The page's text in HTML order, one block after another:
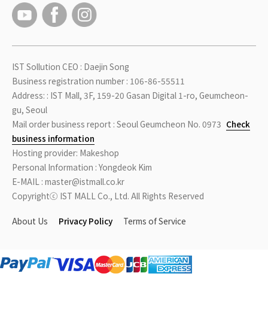
IST Sollution CEO : Daejin Song
Business registration number : 106-86-55511
Address: : IST Mall, 3F, 159-20 Gasan Digital 1-ro, Geumcheon-
gu, Seoul
Mail order business report : Seoul Geumcheon No. 0973 Check
business information
Hosting provider: Makeshop
Personal Information : Yongdeok Kim
E-MAIL : master@istmall.co.kr
Copyrightⓒ IST MALL Co., Ltd. All Rights Reserved
About Us Privacy Policy Terms of Service